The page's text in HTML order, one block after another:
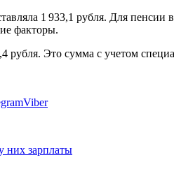
1 933,1 рубля. Для
факторы.
рубля. Это сумма с учетом
Viber
них зарплаты